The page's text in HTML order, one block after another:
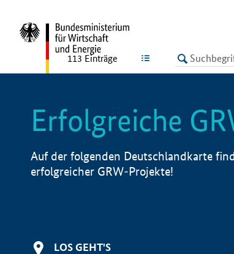
LISTE
113 Einträge
Erfolgreiche
Auf der folgenden Deutschlandkarte
erfolgreicher GRW-Projekte!
LOS GEHT'S